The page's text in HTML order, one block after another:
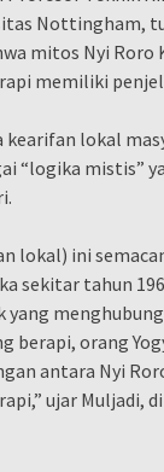
Nottingham,
mitos Nyi Roro
memiliki
kearifan lokal
“logika mistis”
lokal) ini
sekitar tahun
berapi, orang
antara Nyi
ujar Muljadi,